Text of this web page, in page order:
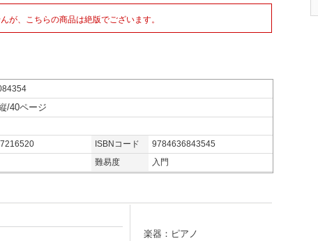
が、こちらの商品は絶版でございます。
/40ページ
ISBNコード
9784636843545
難易度 入門
楽器：ピアノ